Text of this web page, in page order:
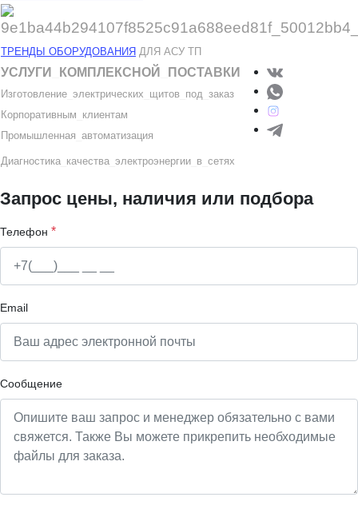
ТРЕНДЫ ОБОРУДОВАНИЯ ДЛЯ АСУ ТП
УСЛУГИ КОМПЛЕКСНОЙ ПОСТАВКИ
Изготовление электрических щитов под заказ
Корпоративным клиентам
Промышленная автоматизация
Диагностика качества электроэнергии в сетях
Запрос цены, наличия или подбора
Телефон *
Email
Сообщение